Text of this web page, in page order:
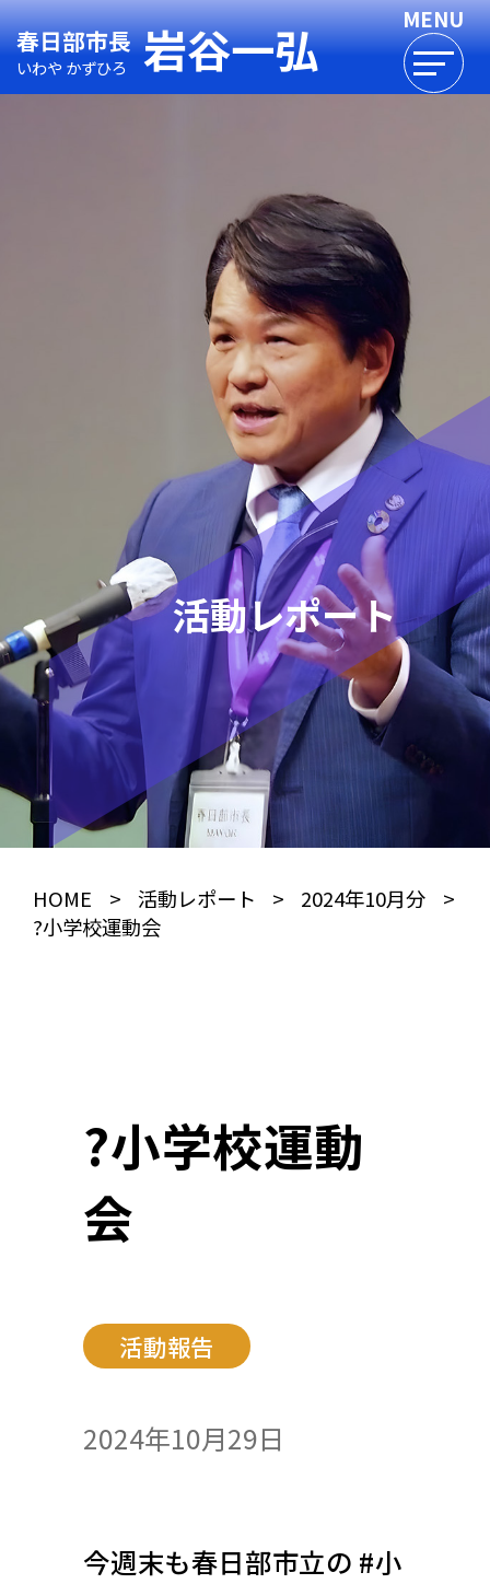
春日部市長
いわや かずひろ 岩谷一弘
活動レポート
HOME > 活動レポート > 2024年10月分
>
?小学校運動会
?小学校運動
会
活動報告
2024年10月29日
今週末も春日部市立の #小